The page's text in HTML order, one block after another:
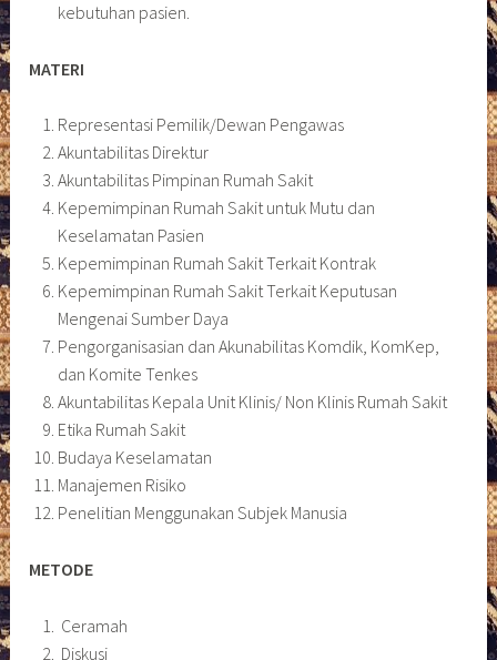
kebutuhan pasien.
MATERI
Representasi Pemilik/Dewan Pengawas
Akuntabilitas Direktur
Akuntabilitas Pimpinan Rumah Sakit
Kepemimpinan Rumah Sakit untuk Mutu dan
Keselamatan Pasien
Kepemimpinan Rumah Sakit Terkait Kontrak
Kepemimpinan Rumah Sakit Terkait Keputusan
Mengenai Sumber Daya
Pengorganisasian dan Akunabilitas Komdik, KomKep,
dan Komite Tenkes
Akuntabilitas Kepala Unit Klinis/ Non Klinis Rumah Sakit
Etika Rumah Sakit
Budaya Keselamatan
Manajemen Risiko
Penelitian Menggunakan Subjek Manusia
METODE
Ceramah
Diskusi